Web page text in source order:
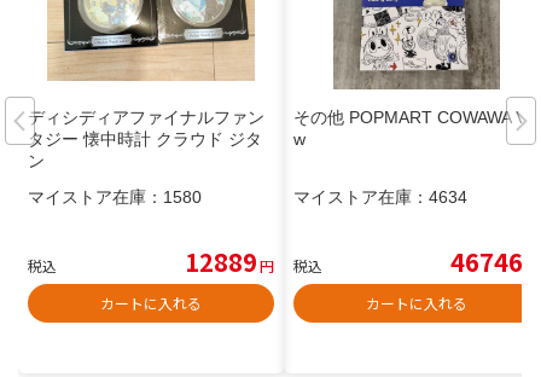
ディシディアファイナルファン
タジー 懐中時計 クラウド ジタ
ン
マイストア在庫： 1580
税込 12889円
カートに入れる
その他 POPMART COWAWA Vie
w
マイストア在庫： 4634
税込 46746
カートに入れる